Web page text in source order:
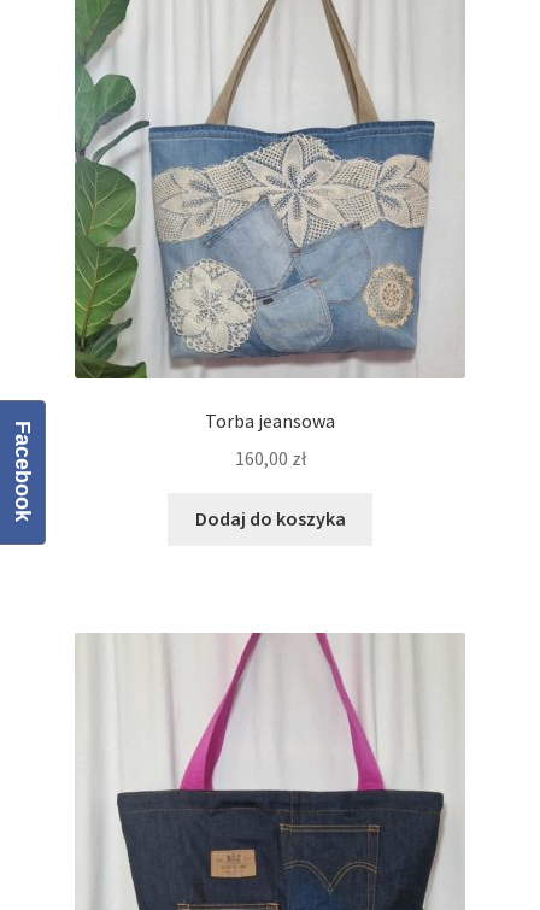
Polityka prywatności
Regulamin
Zamówienie
Torba jeansowa
160,00 zł
Dodaj do koszyka
Facebook